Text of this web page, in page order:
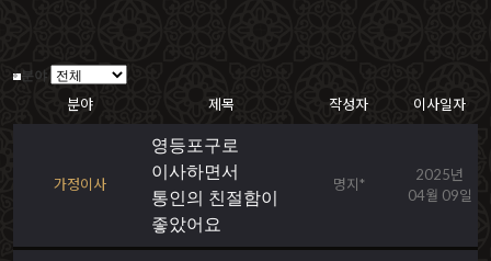
분야
분야 제목 작성자 이사일자
가정이사
영등포구로
이사하면서
통인의 친절함이
좋았어요
명지*
2025년
04월 09일